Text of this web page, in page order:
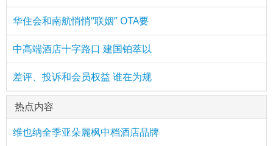
华住会和南航悄悄“联姻” OTA要
中高端酒店十字路口 建国铂萃以
差评、投诉和会员权益 谁在为规
热点内容
维也纳全季亚朵麗枫中档酒店品牌